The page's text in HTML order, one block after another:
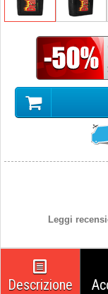
Leggi
Descrizione